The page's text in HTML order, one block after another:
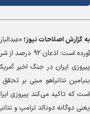
به گزارشاصلاحات نیوز؛
آورده است:
پیروزی ایران در جنگ اخیر
بنیامین نتانیاهو مبنی بر
است که تاکید می‌کند پیروزی
یعنی دوگانه دونالد ترامپ و